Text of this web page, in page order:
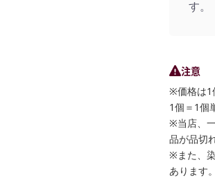
す。
注意
※価格は1
1個＝1個
※当店、
品が品切
※また、
あります。